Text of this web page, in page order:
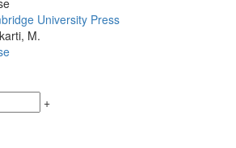
University Press
M.
+